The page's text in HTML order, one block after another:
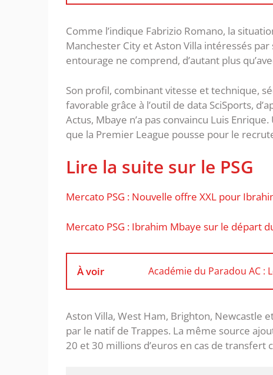
Comme l’indique Fabrizio Romano, la
Manchester City et Aston Villa intéressés
entourage ne comprend, d’autant plus
Son profil, combinant vitesse et technique,
favorable grâce à l’outil de data SciSports,
Actus, Mbaye n’a pas convaincu Luis
que la Premier League pousse pour le
Lire la suite sur le PSG
Mercato PSG : Nouvelle offre XXL pour
Mercato PSG : Ibrahim Mbaye sur le départ
À voir Académie du Paradou AC :
Aston Villa, West Ham, Brighton, Newcastle
par le natif de Trappes. La même source
20 et 30 millions d’euros en cas de transfert